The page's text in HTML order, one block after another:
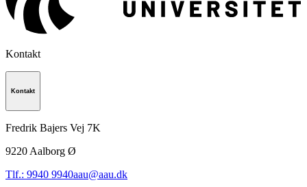
Kontakt
Kontakt
Fredrik Bajers Vej 7K
9220 Aalborg Ø
Tlf.: 9940 9940aau@aau.dk